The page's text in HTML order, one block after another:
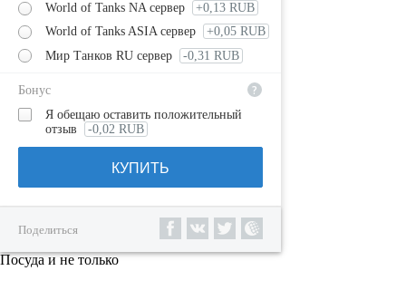
World of Tanks NA сервер
+0,13 RUB
World of Tanks ASIA сервер
+0,05 RUB
Мир Танков RU сервер
-0,31 RUB
Бонус ?
Я обещаю оставить положительный
отзыв
-0,02 RUB
КУПИТЬ
Поделиться
Посуда и не только